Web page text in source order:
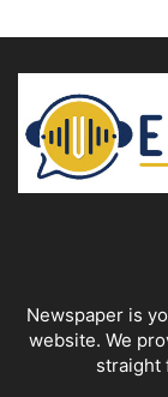
Newspaper is
website. We
straight